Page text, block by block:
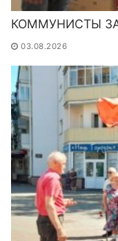
КОММУНИСТЫ
03.08.2026